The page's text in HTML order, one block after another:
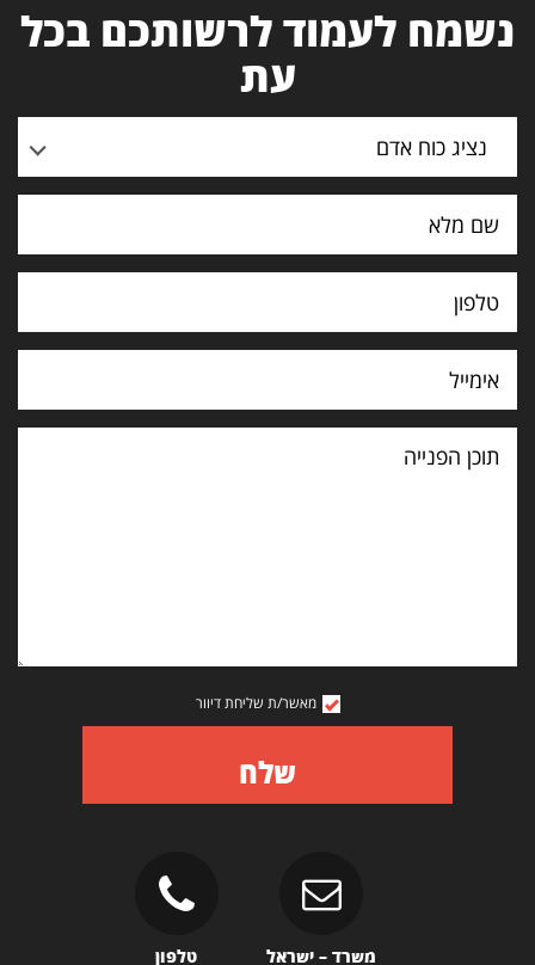
נשמח לעמוד לרשותכם בכל
עת
נציג כוח אדם
תוכן
הפנייה
מאשר/ת שליחת דיוור
שלח
משרד – ישראל טלפון